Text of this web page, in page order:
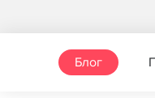
Блог